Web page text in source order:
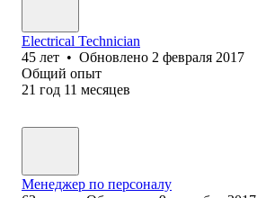
Electrical Technician
45 лет • Обновлено 2 февраля 2017
Общий опыт
21 год 11 месяцев
Менеджер по персоналу